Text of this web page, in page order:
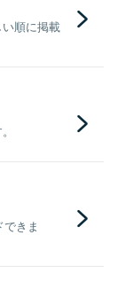
順に掲載
きま